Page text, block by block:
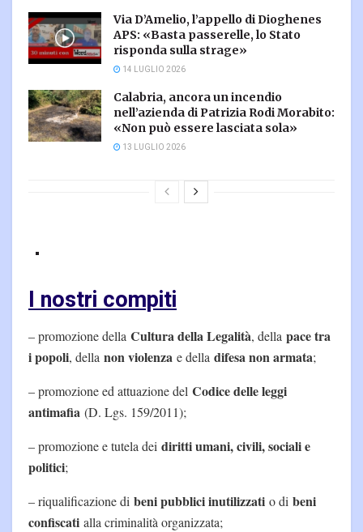
Via D’Amelio, l’appello di Dioghenes
APS: «Basta passerelle, lo Stato
risponda sulla strage»
14 LUGLIO 2026
Calabria, ancora un incendio
nell’azienda di Patrizia Rodi Morabito:
«Non può essere lasciata sola»
13 LUGLIO 2026
I nostri compiti
– promozione della Cultura della Legalità, della pace tra
i popoli, della non violenza e della difesa non armata;
– promozione ed attuazione del Codice delle leggi
antimafia (D. Lgs. 159/2011);
– promozione e tutela dei diritti umani, civili, sociali e
politici;
– riqualificazione di beni pubblici inutilizzati o di beni
confiscati alla criminalità organizzata;